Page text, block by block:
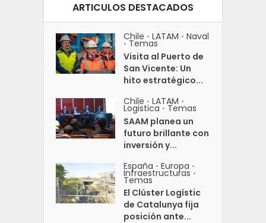
ARTICULOS DESTACADOS
Chile • LATAM • Naval
• Temas
Visita al Puerto de
San Vicente: Un
hito estratégico...
Chile • LATAM •
Logistica • Temas
SAAM planea un
futuro brillante con
inversión y...
España • Europa •
Infraestructuras •
Temas
El Clúster Logístic
de Catalunya fija
posición ante...